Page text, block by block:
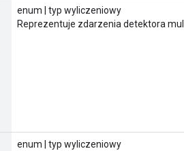
enum | typ wyliczeniowy
Reprezentuje zdarzenia detektora
enum | typ wyliczeniowy